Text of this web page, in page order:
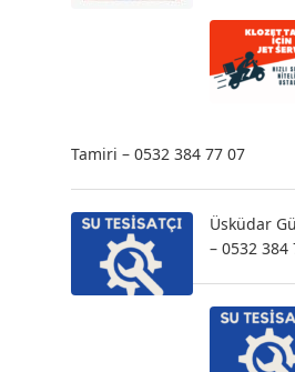
Tamiri – 0532 384 77 07
Üsküdar
– 0532 384